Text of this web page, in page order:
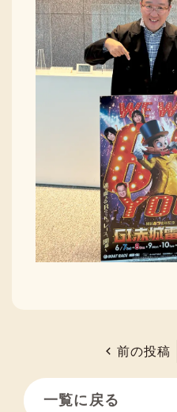
前の投稿
一覧に戻る